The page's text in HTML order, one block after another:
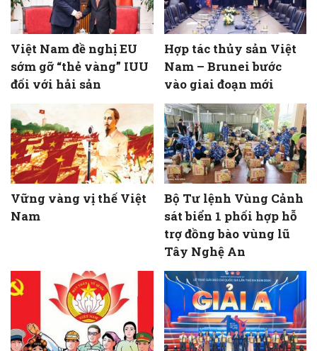
Việt Nam đề nghị EU
sớm gỡ “thẻ vàng” IUU
đối với hải sản
Hợp tác thủy sản Việt
Nam – Brunei bước
vào giai đoạn mới
Vững vàng vị thế Việt
Nam
Bộ Tư lệnh Vùng Cảnh
sát biển 1 phối hợp hỗ
trợ đồng bào vùng lũ
Tây Nghệ An